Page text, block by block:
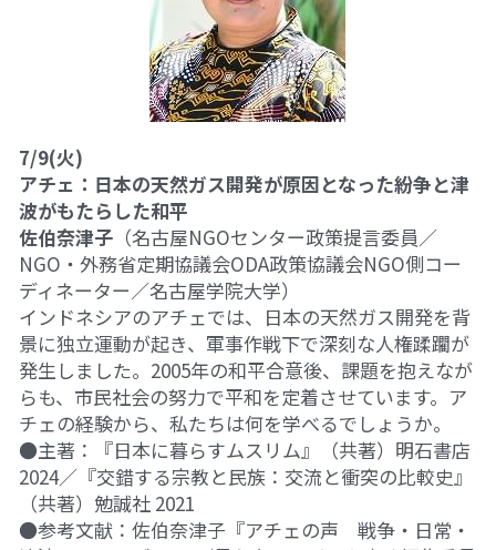
7/9(火)
アチェ：日本の天然ガス開発が原因となった紛争と津
波がもたらした和平
佐伯奈津子（名古屋NGOセンター政策提言委員／
NGO・外務省定期協議会ODA政策協議会NGO側コー
ディネーター／名古屋学院大学）
インドネシアのアチェでは、日本の天然ガス開発を背
景に独立運動が起き、軍事作戦下で深刻な人権蹂躙が
発生しました。2005年の和平合意後、課題を抱えなが
らも、市民社会の努力で平和を定着させています。ア
チェの経験から、私たちは何を学べるでしょうか。
●主著：『日本に暮らすムスリム』（共著）明石書店
2024／『交錯する宗教と民族：交流と衝突の比較史』
（共著）勉誠社 2021
●参考文献：佐伯奈津子『アチェの声　戦争・日常・